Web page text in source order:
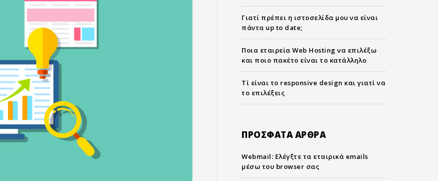
Γιατί πρέπει η ιστοσελίδα μου να είναι
πάντα up to date;
Ποια εταιρεία Web Hosting να επιλέξω
και ποιο πακέτο είναι το κατάλληλο
Τί είναι το responsive design και γιατί να
το επιλέξεις
ΠΡΟΣΦΑΤΑ ΑΡΘΡΑ
Webmail: Ελέγξτε τα εταιρικά emails
μέσω του browser σας